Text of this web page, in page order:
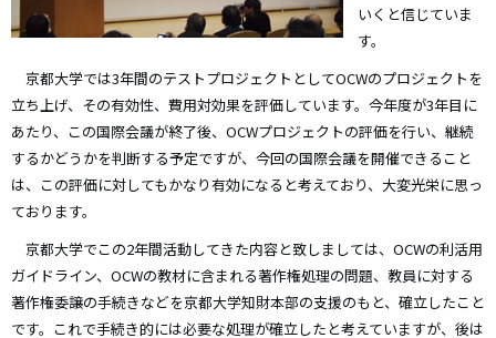
いくと信じていま
す。
京都大学では3年間のテストプロジェクトとしてOCWのプロジェクトを
立ち上げ、その有効性、費用対効果を評価しています。今年度が3年目に
あたり、この国際会議が終了後、OCWプロジェクトの評価を行い、継続
するかどうかを判断する予定ですが、今回の国際会議を開催できること
は、この評価に対してもかなり有効になると考えており、大変光栄に思っ
ております。
京都大学でこの2年間活動してきた内容と致しましては、OCWの利活用
ガイドライン、OCWの教材に含まれる著作権処理の問題、教員に対する
著作権委譲の手続きなどを京都大学知財本部の支援のもと、確立したこと
です。これで手続き的には必要な処理が確立したと考えていますが、後は